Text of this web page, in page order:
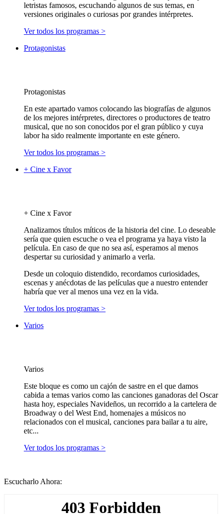
letristas famosos, escuchando algunos de sus temas, en
versiones originales o curiosas por grandes intérpretes.
Ver todos los programas >
Protagonistas
Protagonistas
En este apartado vamos colocando las biografías de algunos
de los mejores intérpretes, directores o productores de teatro
musical, que no son conocidos por el gran público y cuya
labor ha sido realmente importante en este género.
Ver todos los programas >
+ Cine x Favor
+ Cine x Favor
Analizamos títulos míticos de la historia del cine. Lo deseable
sería que quien escuche o vea el programa ya haya visto la
película. En caso de que no sea así, esperamos al menos
despertar su curiosidad y animarlo a verla.
Desde un coloquio distendido, recordamos curiosidades,
escenas y anécdotas de las películas que a nuestro entender
habría que ver al menos una vez en la vida.
Ver todos los programas >
Varios
Varios
Este bloque es como un cajón de sastre en el que damos
cabida a temas varios como las canciones ganadoras del Oscar
hasta hoy, especiales Navideños, un recorrido a la cartelera de
Broadway o del West End, homenajes a músicos no
relacionados con el musical, canciones para bailar a tu aire,
etc...
Ver todos los programas >
Escucharlo Ahora: